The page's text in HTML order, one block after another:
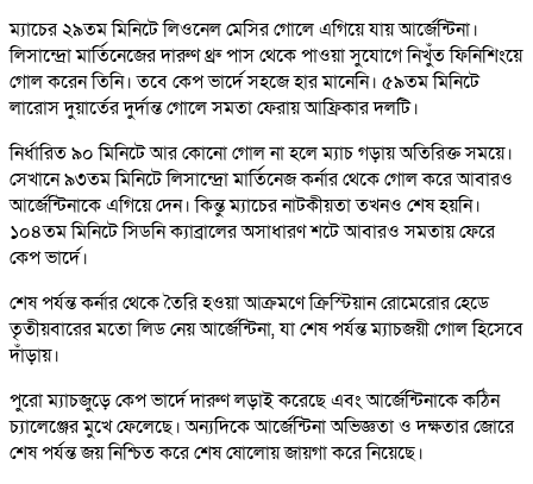
ম্যাচের ২৯তম মিনিটে লিওনেল মেসির গোলে এগিয়ে যায় আর্জেন্টিনা।
লিসান্দ্রো মার্তিনেজের দারুণ থ্রু পাস থেকে পাওয়া সুযোগে নিখুঁত ফিনিশিংয়ে
গোল করেন তিনি। তবে কেপ ভার্দে সহজে হার মানেনি। ৫৯তম মিনিটে
লারোস দুয়ার্তের দুর্দান্ত গোলে সমতা ফেরায় আফ্রিকার দলটি।
নির্ধারিত ৯০ মিনিটে আর কোনো গোল না হলে ম্যাচ গড়ায় অতিরিক্ত সময়ে।
সেখানে ৯৩তম মিনিটে লিসান্দ্রো মার্তিনেজ কর্নার থেকে গোল করে আবারও
আর্জেন্টিনাকে এগিয়ে দেন। কিন্তু ম্যাচের নাটকীয়তা তখনও শেষ হয়নি।
১০৪তম মিনিটে সিডনি ক্যাব্রালের অসাধারণ শটে আবারও সমতায় ফেরে
কেপ ভার্দে।
শেষ পর্যন্ত কর্নার থেকে তৈরি হওয়া আক্রমণে ক্রিস্টিয়ান রোমেরোর হেডে
তৃতীয়বারের মতো লিড নেয় আর্জেন্টিনা, যা শেষ পর্যন্ত ম্যাচজয়ী গোল হিসেবে
দাঁড়ায়।
পুরো ম্যাচজুড়ে কেপ ভার্দে দারুণ লড়াই করেছে এবং আর্জেন্টিনাকে কঠিন
চ্যালেঞ্জের মুখে ফেলেছে। অন্যদিকে আর্জেন্টিনা অভিজ্ঞতা ও দক্ষতার জোরে
শেষ পর্যন্ত জয় নিশ্চিত করে শেষ ষোলোয় জায়গা করে নিয়েছে।